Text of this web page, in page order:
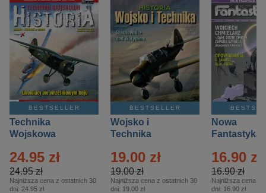
BESTSELLER
Technika
Wojskowa
– 2/2026
24.95 zł
24.95 zł
Najniższa cena z ostatnich 30
dni: 24.95 zł
BESTSELLER
Wojsko i
Technika
Specjalne –
Eprasa – 2/2026
19.00 zł
19.00 zł
Najniższa cena z ostatnich 30
dni: 19.00 zł
Nowa
Fantastyka
16.90 zł
16.90 zł
Najniższa cena z
dni: 16.90 zł